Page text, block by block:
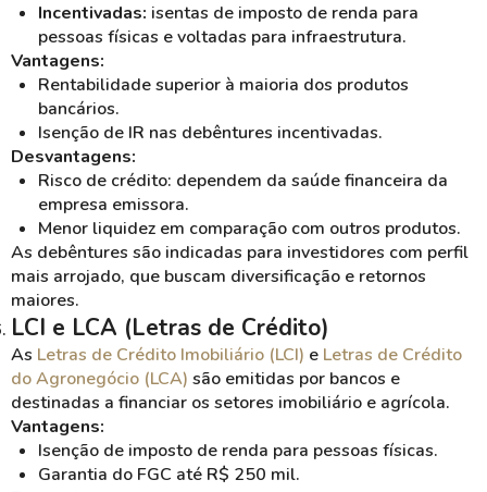
Incentivadas: isentas de imposto de renda para
pessoas físicas e voltadas para infraestrutura.
Vantagens:
Rentabilidade superior à maioria dos produtos
bancários.
Isenção de IR nas debêntures incentivadas.
Desvantagens:
Risco de crédito: dependem da saúde financeira da
empresa emissora.
Menor liquidez em comparação com outros produtos.
As debêntures são indicadas para investidores com perfil
mais arrojado, que buscam diversificação e retornos
maiores.
LCI e LCA (Letras de Crédito)
As Letras de Crédito Imobiliário (LCI) e Letras de Crédito
do Agronegócio (LCA) são emitidas por bancos e
destinadas a financiar os setores imobiliário e agrícola.
Vantagens:
Isenção de imposto de renda para pessoas físicas.
Garantia do FGC até R$ 250 mil.